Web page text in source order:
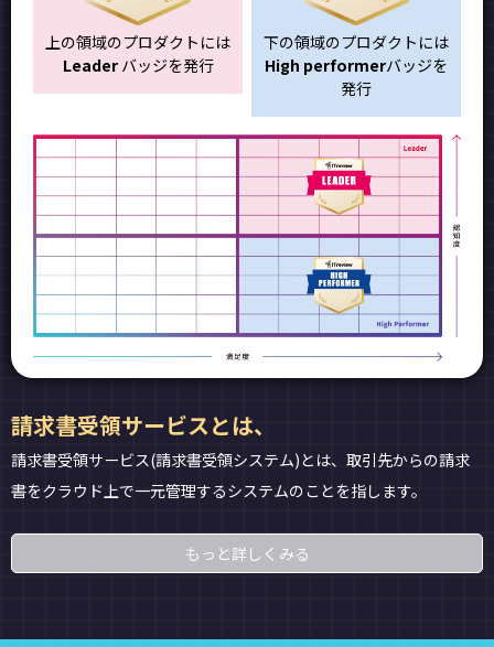
上の領域のプロダクトには
Leaderバッジを発行
下の領域のプロダクトには
High performerバッジを
発行
請求書受領サービスとは、
請求書受領サービス(請求書受領システム)とは、取引先からの請求
書をクラウド上で一元管理するシステムのことを指します。
もっと詳しくみる